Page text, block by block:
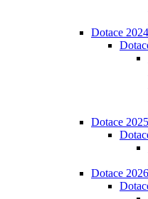
Dotace 2024
Dotace 2025
Dotace 2026